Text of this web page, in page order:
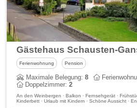
Ferienwohnung Pension
Maximale Belegung:8
Doppelzimmer:2
An den Weinbergen · Balkon · Fernsehgerät ·
Kinderbett · Urlaub mit Kindern · Schöne Aussicht ·